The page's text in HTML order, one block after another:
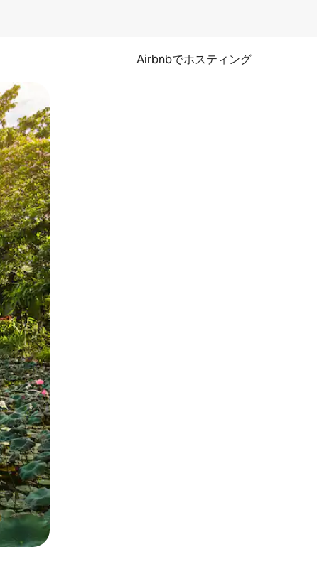
Airbnbでホスティング
できます。